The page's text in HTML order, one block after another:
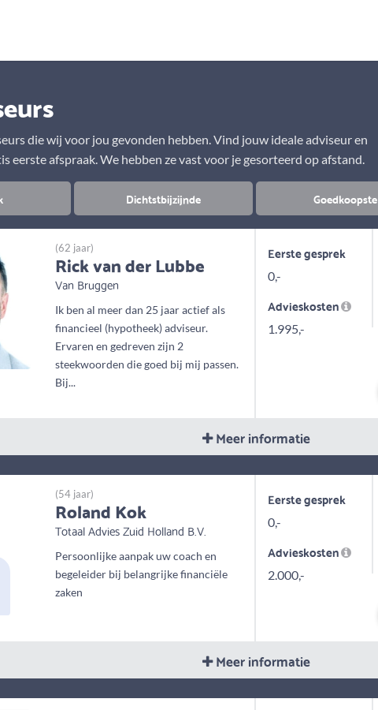
die wij voor jou gevonden hebben. Vind jouw ideale adviseur en
eerste afspraak. We hebben ze vast voor je gesorteerd op afstand.
Dichtstbijzijnde Goedkoopste
(62 jaar)
Rick van der Lubbe
Van Bruggen
Ik ben al meer dan 25 jaar actief als
financieel (hypotheek) adviseur.
Ervaren en gedreven zijn 2
steekwoorden die goed bij mij passen.
Bij...
Eerste gesprek
0,-
Advieskosten
1.995,-
Meer informatie
(54 jaar)
Roland Kok
Totaal Advies Zuid Holland B.V.
Persoonlijke aanpak uw coach en
begeleider bij belangrijke financiële
zaken
Eerste gesprek
0,-
Advieskosten
2.000,-
Meer informatie